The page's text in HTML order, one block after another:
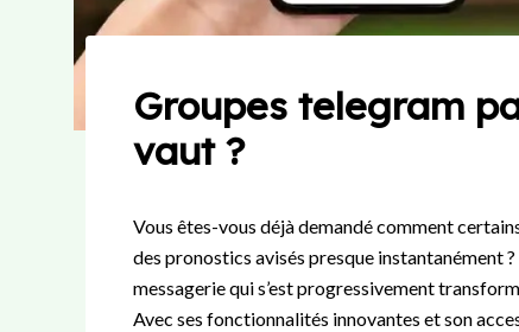
Groupes telegram
vaut ?
Vous êtes-vous déjà demandé comment
des pronostics avisés presque instantanément
messagerie qui s’est progressivement
Avec ses fonctionnalités innovantes et son